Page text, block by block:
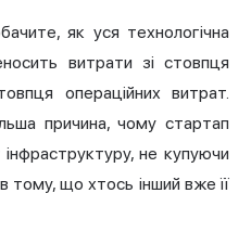
як уся технологічна
витрати зі стовпця
операційних витрат.
причина, чому стартап
не купуючи
тому, що хтось інший вже її